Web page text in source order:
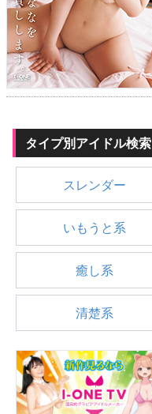
タイプ別アイドル検索
スレンダー
いもうと系
癒し系
清楚系